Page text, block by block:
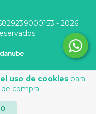
uso de cookiespara
compra.
- 2026.